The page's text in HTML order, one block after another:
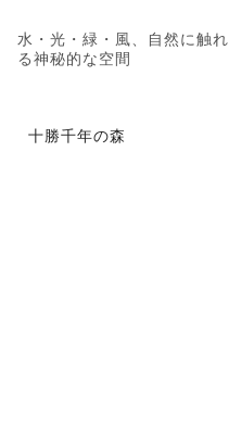
水・光・緑・風、自然に触れ
る神秘的な空間
十勝千年の森